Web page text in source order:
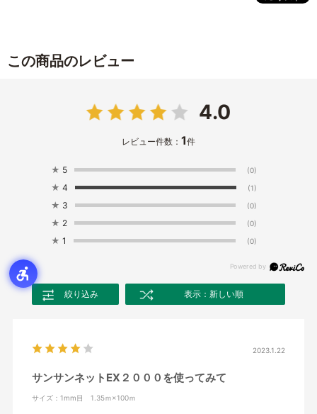
この商品のレビュー
4.0
レビュー件数： 1件
★ 5 (0)
★ 4 (1)
★ 3 (0)
★ 2 (0)
★ 1 (0)
絞り込み 表示：新しい順
2023.1.22
サンサンネットEX２０００を使ってみて
サイズ：1mm目 1.35ｍ×100ｍ